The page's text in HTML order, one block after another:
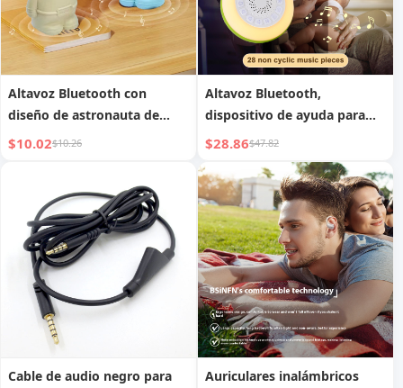
Altavoz Bluetooth con
diseño de astronauta de
dibujos animados
$10.02$10.26
Altavoz Bluetooth,
dispositivo de ayuda para
dormir, artefacto calmante
$28.86$47.82
Cable de audio negro para
Auriculares inalámbricos